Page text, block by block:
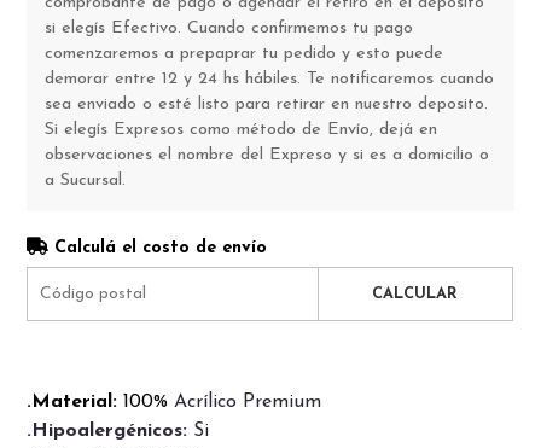
si elegís Efectivo. Cuando confirmemos tu pago
comenzaremos a prepaprar tu pedido y esto puede
demorar entre 12 y 24 hs hábiles. Te notificaremos cuando
sea enviado o esté listo para retirar en nuestro deposito.
Si elegís Expresos como método de Envío, dejá en
observaciones el nombre del Expreso y si es a domicilio o
a Sucursal.
Calculá el costo de envío
CALCULAR
.Material:100%Acrílico Premium
.Hipoalergénicos: Si